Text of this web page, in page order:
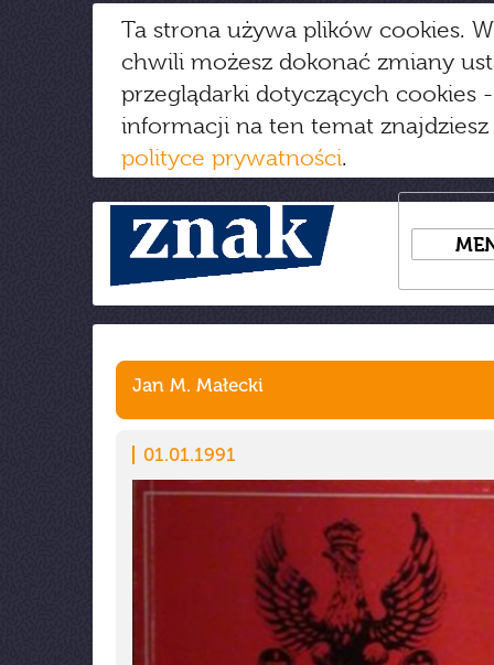
Ta strona używa plików cookies.
chwili możesz dokonać zmiany
przeglądarki dotyczących cookies
informacji na ten temat
polityce prywatności.
Jan M. Małecki
01.01.1991